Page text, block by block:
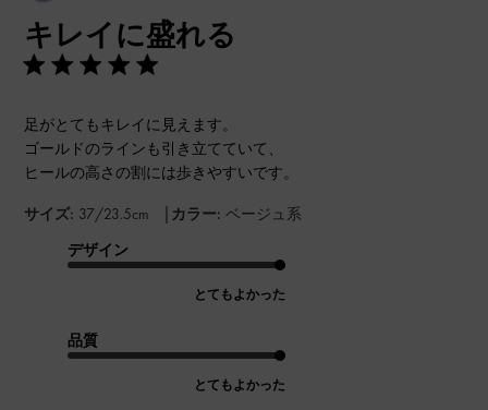
キレイに盛れる
足がとてもキレイに見えます。
ゴールドのラインも引き立てていて、
ヒールの高さの割には歩きやすいです。
サイズ: 37/23.5cm | カラー: ベージュ系
デザイン
とてもよかった
品質
とてもよかった